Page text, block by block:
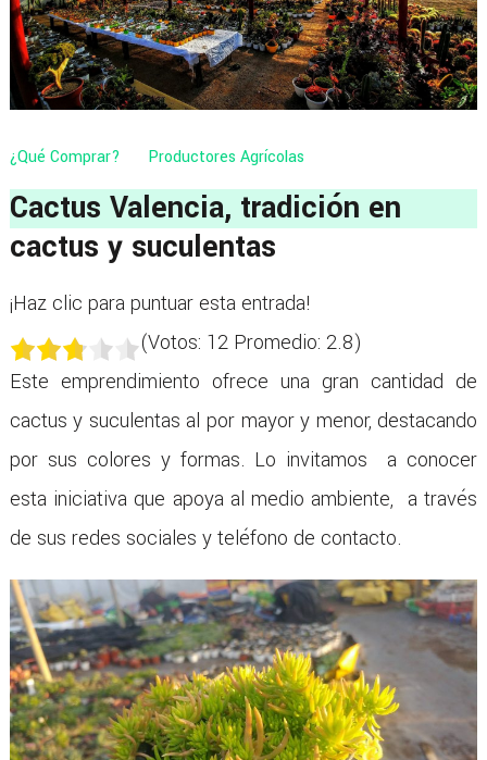
¿Qué Comprar? Productores Agrícolas
Cactus Valencia, tradición en
cactus y suculentas
¡Haz clic para puntuar esta entrada!
(Votos: 12Promedio: 2.8)
Este emprendimiento ofrece una gran cantidad de
cactus y suculentas al por mayor y menor, destacando
por sus colores y formas. Lo invitamos a conocer
esta iniciativa que apoya al medio ambiente, a través
de sus redes sociales y teléfono de contacto.